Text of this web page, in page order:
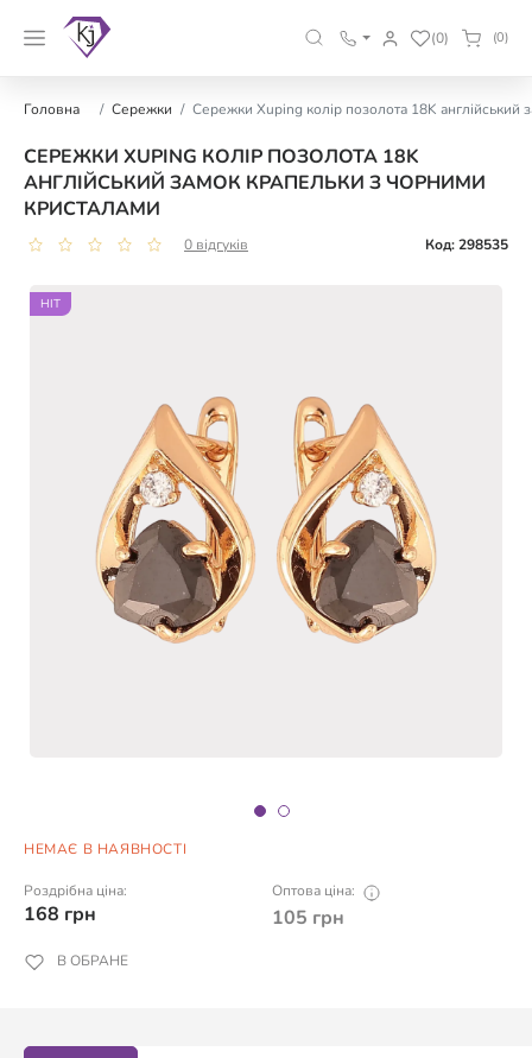
(0) (0)
Головна Сережки Сережки Xuping колір позолота 18K англійський
СЕРЕЖКИ XUPING КОЛІР ПОЗОЛОТА 18K
АНГЛІЙСЬКИЙ ЗАМОК КРАПЕЛЬКИ З ЧОРНИМИ
КРИСТАЛАМИ
0 відгуків Код: 298535
HIT
HIT
НЕМАЄ В НАЯВНОСТІ
Роздрібна ціна:
168 грн
Оптова ціна:
105 грн
В ОБРАНЕ